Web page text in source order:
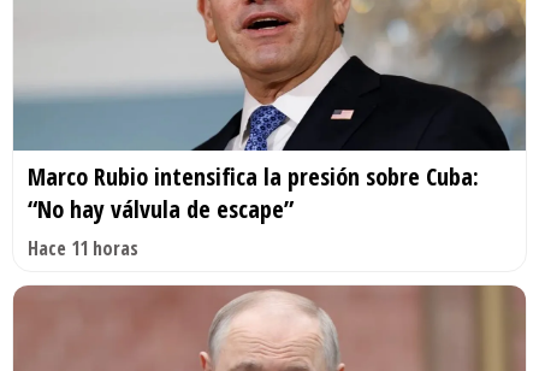
Marco Rubio intensifica la presión sobre Cuba:
“No hay válvula de escape”
Hace 11 horas